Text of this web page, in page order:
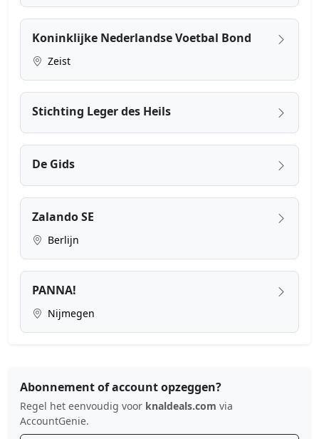
Koninklijke Nederlandse Voetbal Bond
Zeist
Stichting Leger des Heils
De Gids
Zalando SE
Berlijn
PANNA!
Nijmegen
Abonnement of account opzeggen?
Regel het eenvoudig voor knaldeals.com via
AccountGenie.